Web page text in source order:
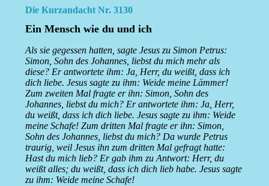
Die Kurzandacht Nr. 3130
Ein Mensch wie du und ich
Als sie gegessen hatten, sagte Jesus zu Simon Petrus:
Simon, Sohn des Johannes, liebst du mich mehr als
diese? Er antwortete ihm: Ja, Herr, du weißt, dass ich
dich liebe. Jesus sagte zu ihm: Weide meine Lämmer!
Zum zweiten Mal fragte er ihn: Simon, Sohn des
Johannes, liebst du mich? Er antwortete ihm: Ja, Herr,
du weißt, dass ich dich liebe. Jesus sagte zu ihm: Weide
meine Schafe! Zum dritten Mal fragte er ihn: Simon,
Sohn des Johannes, liebst du mich? Da wurde Petrus
traurig, weil Jesus ihn zum dritten Mal gefragt hatte:
Hast du mich lieb? Er gab ihm zu Antwort: Herr, du
weißt alles; du weißt, dass ich dich lieb habe. Jesus sagte
zu ihm: Weide meine Schafe!